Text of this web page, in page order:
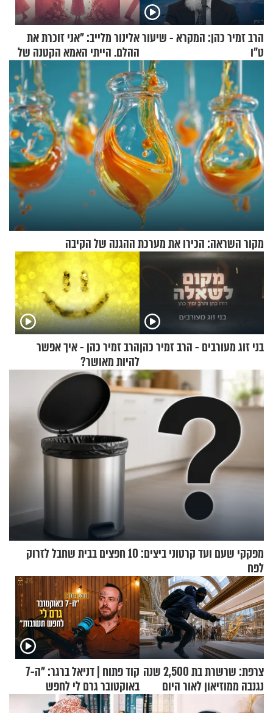
הרב זמיר כהן: המקרא - שיעור
ט"ו
אלינור מלייב: "אני זוכרת את
ההלם. הייתי האמא הקטנה של
הבית"
מקור השראה: הכירו את מערכת ההגנה של הקיבה
בני זוג מעורבים - הרב זמיר כהןהרב זמיר כהן - איך אפשר
להיות מאושר?
מפקקי שעם ועד קרטוני ביצים: 10 חפצים בבית שחבל לזרוק
לפח
צרפת: שרשרת בת 2,500 שנה
נגנבה ממוזיאון לאור היום
קוד פתוח | דניאל ברגר: "ה-7
באוקטובר גרם לי לחפש
תשובות"